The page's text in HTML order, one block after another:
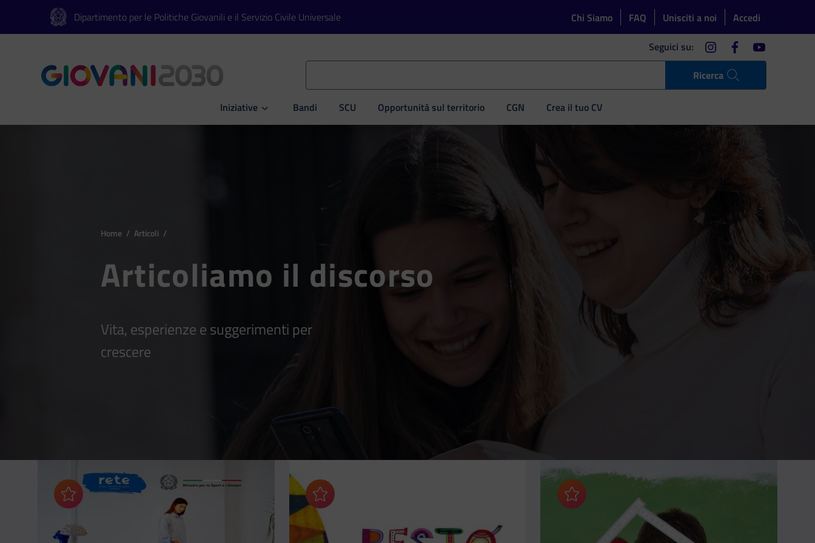
Vai al contenuto principale
Vai al footer Dipartimento per le Politiche Giovanili e il Servizio Civile Universale Chi Siamo FAQ Unisciti a noi Accedi
Ricerca
Seguici su: instagramfacebookyoutube
Iniziative
Apri Iniziative Bandi SCU Opportunità sul territorio CGN Crea il tuo CV
Home / Articoli /
Articoliamo il discorso
Vita, esperienze e suggerimenti per
crescere
Aggiungi ai preferiti Aggiungi ai preferiti Aggiungi ai preferiti